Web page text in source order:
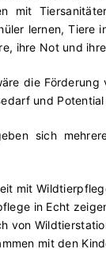
mit
lernen, Tiere
ihre Not und
die
und
sich
mit
in Echt
von
mit den